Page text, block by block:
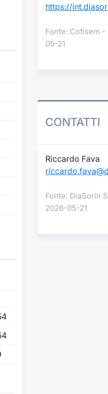
https://
Fonte: Cofisem
05-21
CONTATTI
Riccardo Fava
Fonte: DiaSorin
2026-05-21